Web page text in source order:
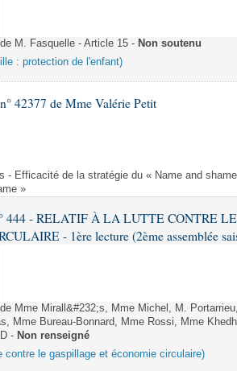
M. Fasquelle - Article 15 - Non soutenu
: protection de l'enfant)
42377 de Mme Valérie Petit
- Efficacité de la stratégie du « Name and
»
444 - RELATIF À LA LUTTE CONTRE
- 1ère lecture (2ème assemblée
Mme Mirall&#232;s, Mme Michel, M.
Mme Bureau-Bonnard, Mme Rossi, Mme
- Non renseigné
contre le gaspillage et économie circulaire)